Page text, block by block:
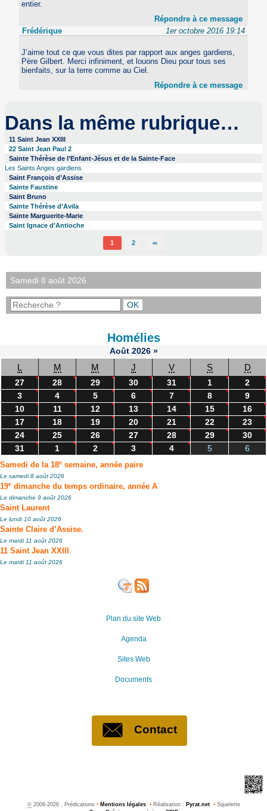
entier.
Répondre à ce message
Frédérique
1er octobre 2016 19:14
J’aime tout ce que vous dites par rapport aux anges gardiens,
Père Gilbert. Merci infiniment, et louons Dieu pour tous ses
bienfaits, sur la terre comme au Ciel.
Répondre à ce message
Dans la même rubrique…
11 Saint Jean XXIII
22 Saint Jean Paul 2
Sainte Thérèse de l’Enfant-Jésus et de la Sainte-Face
Les Saints Anges gardiens
Saint François d’Assise
Sainte Faustine
Saint Bruno
Sainte Thérèse d’Avila
Sainte Marguerite-Marie
Saint Ignace d’Antioche
1 2 ∞
Samedi 8 août 2026
Homélies
Août 2026 »
L M M J V S D
27 28 29 30 31 1
2
3
4 5 6 7 8
9
10
11 12 13 14 15
16
17
18 19 20 21 22
23
24
25 26 27 28 29
30
31
1 2 3 4 5 6
Samedi de la 18e semaine, année paire
Le samedi 8 août 2026
19e dimanche du temps ordinaire, année A
Le dimanche 9 août 2026
Saint Laurent
Le lundi 10 août 2026
Sainte Claire d’Assise.
Le mardi 11 août 2026
11 Saint Jean XXIII
Le mardi 11 août 2026
Plan du site Web
Agenda
Sites Web
Documents
Contact
©2006-2026 , Prédications • Mentions légales • Réalisation : Pyrat.net •Squelette